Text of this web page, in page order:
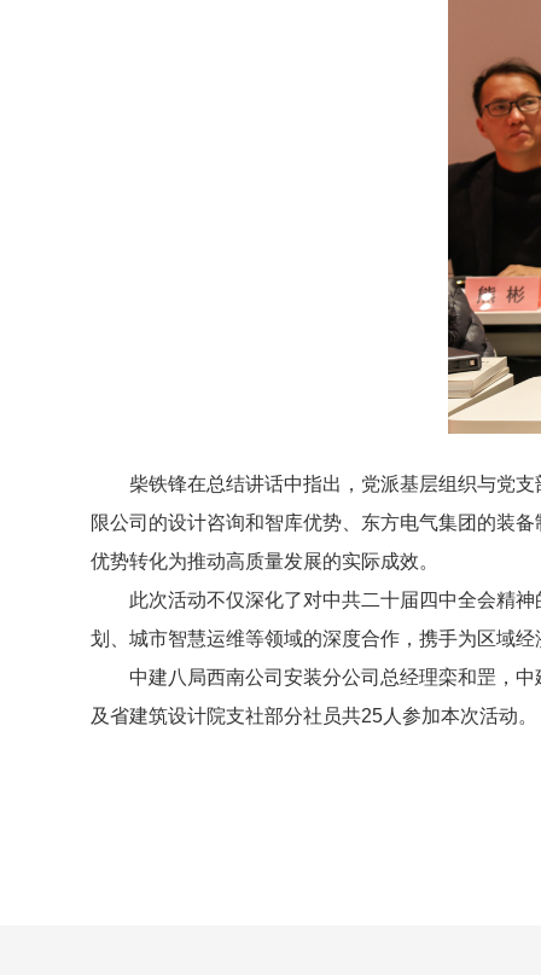
柴铁锋在总结讲话中指出，党派基层组织与党
限公司的设计咨询和智库优势、东方电气集团的装
优势转化为推动高质量发展的实际成效。
此次活动不仅深化了对中共二十届四中全会精
划、城市智慧运维等领域的深度合作，携手为区域
中建八局西南公司安装分公司总经理栾和罡，
及省建筑设计院支社部分社员共25人参加本次活动。